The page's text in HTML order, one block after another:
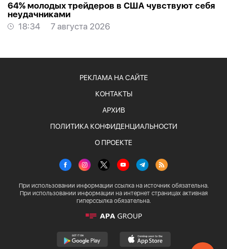
64% молодых трейдеров в США чувствуют себя
неудачниками
18:34
7 августа 2026
РЕКЛАМА НА САЙТЕ
КОНТАКТЫ
АРХИВ
ПОЛИТИКА КОНФИДЕНЦИАЛЬНОСТИ
О ПРОЕКТЕ
При использовании информации ссылка на источник обязательна.
При использовании информации на интернет страницах активная
гиперссылка обязательна.